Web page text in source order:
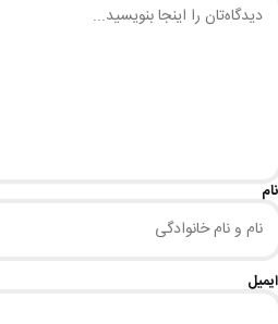
نام
ایمیل